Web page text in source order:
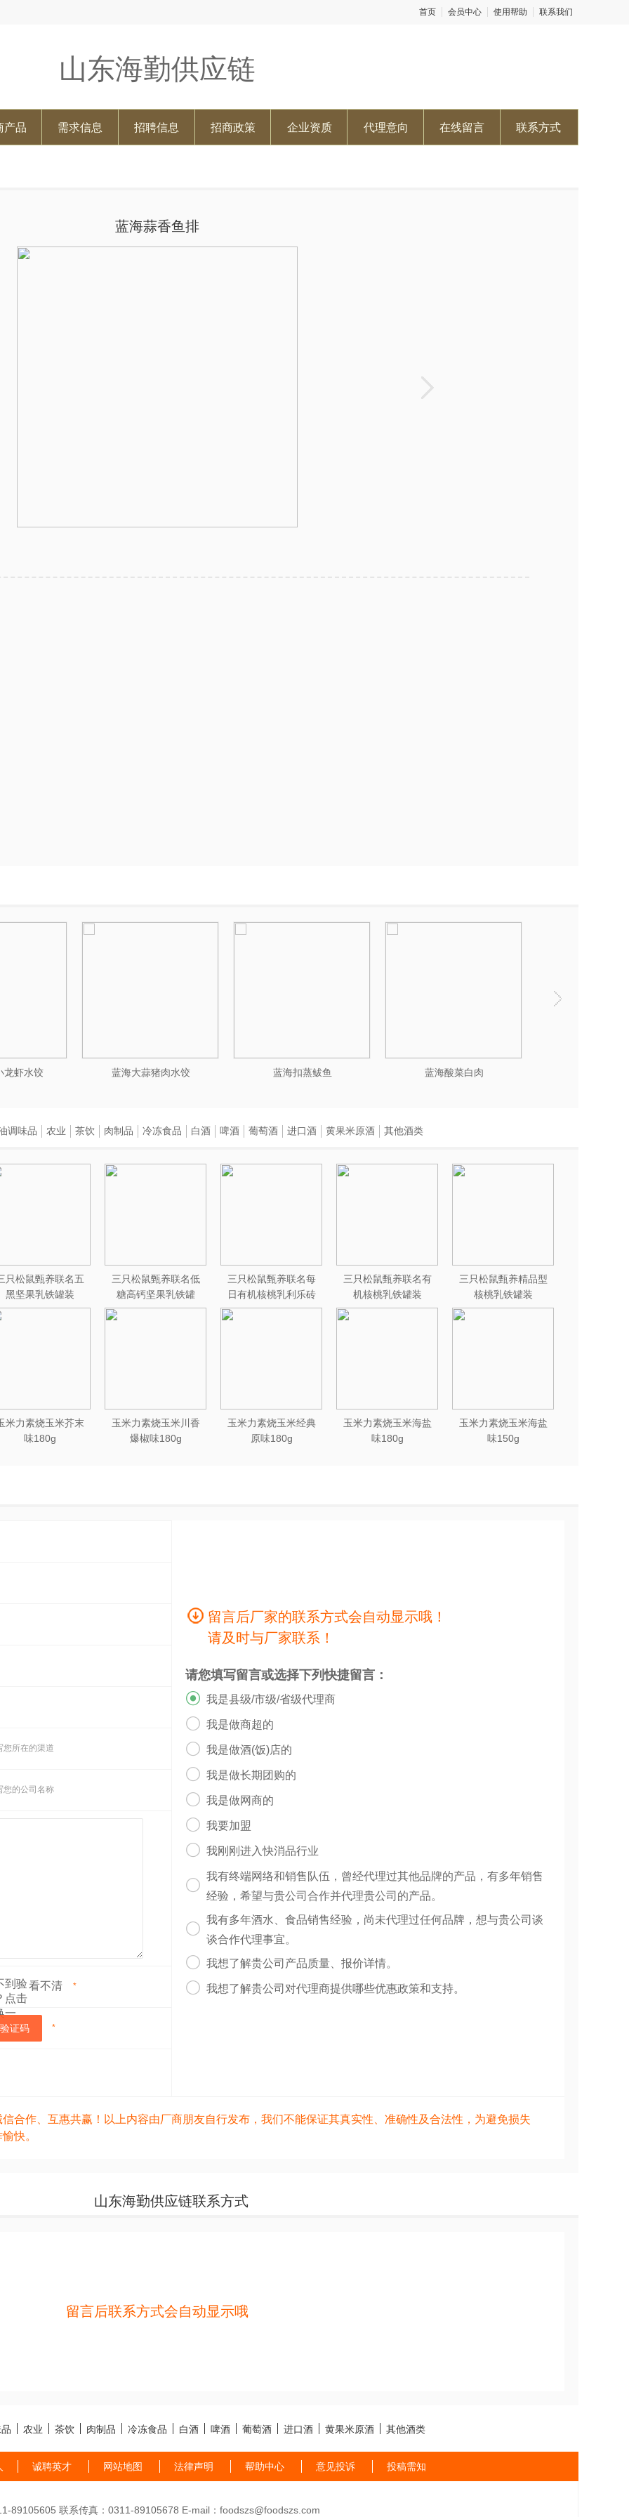
首页 会员中心 使用帮助 联系我们
山东海勤供应链
产品 需求信息 招聘信息 招商政策 企业资质 代理意向 在线留言 联系方式
蓝海蒜香鱼排
龙虾水饺 蓝海大蒜猪肉水饺 蓝海扣蒸鲅鱼 蓝海酸菜白肉
只松鼠甄养联名五
黑坚果乳铁罐装
罐彩箱装
三只松鼠甄养联名低
糖高钙坚果乳铁罐
240ml*12罐礼盒装
三只松鼠甄养联名每
日有机核桃乳利乐砖
250ml*12盒木盒装
三只松鼠甄养联名有
机核桃乳铁罐装
240ml*12罐礼盒
三只松鼠甄养精品型
核桃乳铁罐装
240ml*12罐
米力素烧玉米芥末
味180g
玉米力素烧玉米川香
爆椒味180g
玉米力素烧玉米经典
原味180g
玉米力素烧玉米海盐
味180g
玉米力素烧玉米海盐
味150g
调味品 农业 茶饮 肉制品 冷冻食品 白酒 啤酒 葡萄酒 进口酒 黄果米原酒 其他酒类
您所在的渠道
您的公司名称
看不清 *
证码 *
留言后厂家的联系方式会自动显示哦！
请及时与厂家联系！
请您填写留言或选择下列快捷留言：
 我是县级/市级/省级代理商
 我是做商超的
 我是做酒(饭)店的
 我是做长期团购的
 我是做网商的
 我要加盟
 我刚刚进入快消品行业

我有终端网络和销售队伍，曾经代理过其他品牌的产品，有多年销售
经验，希望与贵公司合作并代理贵公司的产品。

我有多年酒水、食品销售经验，尚未代理过任何品牌，想与贵公司谈
谈合作代理事宜。
 我想了解贵公司产品质量、报价详情。
 我想了解贵公司对代理商提供哪些优惠政策和支持。
合作、互惠共赢！以上内容由厂商朋友自行发布，我们不能保证其真实性、准确性及合法性，为避免损失
快。
山东海勤供应链联系方式
留言后联系方式会自动显示哦
农业 茶饮 肉制品 冷冻食品 白酒 啤酒 葡萄酒 进口酒 黄果米原酒 其他酒类
诚聘英才 网站地图 法律声明 帮助中心 意见投诉 投稿需知
89105605 联系传真：0311-89105678 E-mail：foodszs@foodszs.com